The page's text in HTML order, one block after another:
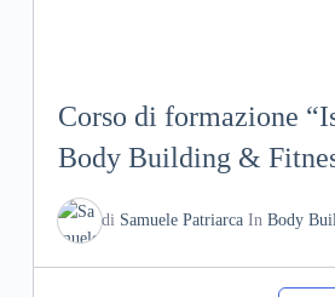
Corso di formazione
Body Building &
di Samuele PatriarcaIn Body